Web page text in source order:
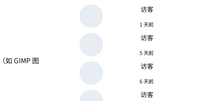
访客
1 天前
访客
5 天前
访客
6 天前
访客
如 GIMP 图